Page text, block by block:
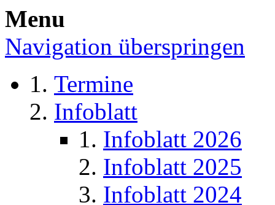
Menu
Navigation überspringen
Termine
Infoblatt
Infoblatt 2026
Infoblatt 2025
Infoblatt 2024